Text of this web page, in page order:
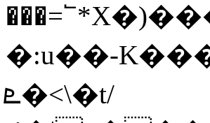
�:u��-
ܧ�<\�t/